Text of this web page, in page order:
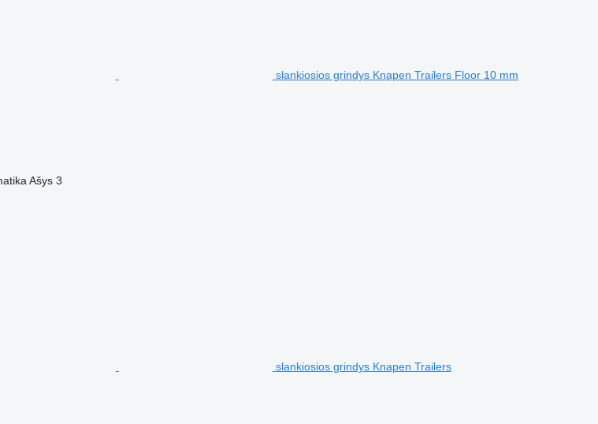
slankiosios grindys Knapen Trailers Floor 10 mm
Ašys 3
slankiosios grindys Knapen Trailers